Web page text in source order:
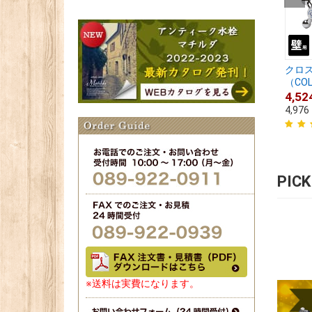
※送料は実費になります。
クロ
（
4,976